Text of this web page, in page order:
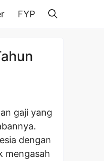
FYP
gaji yang
dengan
mengasah